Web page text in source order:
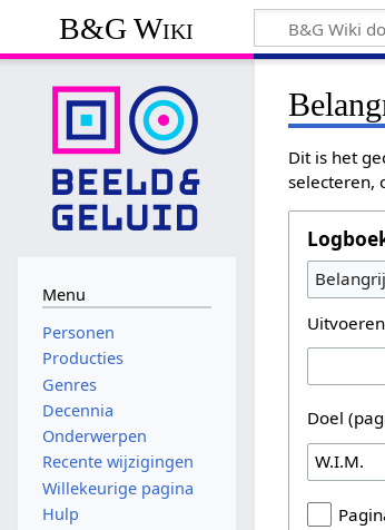
B&G Wiki
Dit is het
selecteren,
Doel
Menu
Personen
Producties
Genres
Decennia
Onderwerpen
Recente wijzigingen
Willekeurige pagina
Hulp